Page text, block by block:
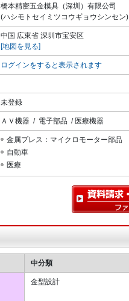
橋本精密五金模具（深圳）有限公司
(ハシモトセイミツコウギョウシンセン)
中国 広東省 深圳市宝安区
[地図を見る]
ログインをすると表示されます
未登録
ＡＶ機器 / 電子部品 / 医療機器
金属プレス：マイクロモーター部品
自動車
医療
中分類
金型設計